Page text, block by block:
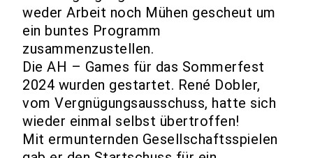
weder Arbeit noch Mühen gescheut um
ein buntes Programm
zusammenzustellen.
Die AH – Games für das Sommerfest
2024 wurden gestartet. René Dobler,
vom Vergnügungsausschuss, hatte sich
wieder einmal selbst übertroffen!
Mit ermunternden Gesellschaftsspielen